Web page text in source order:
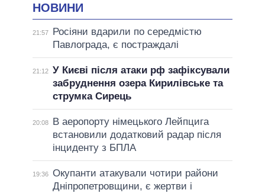
НОВИНИ
21:57
Росіяни вдарили по середмістю
Павлограда, є постраждалі
21:12 У Києві після атаки рф зафіксували
забруднення озера Кирилівське та
струмка Сирець
20:08
В аеропорту німецького Лейпцига
встановили додатковий радар після
інциденту з БПЛА
19:36 Окупанти атакували чотири райони
Дніпропетровщини, є жертви і